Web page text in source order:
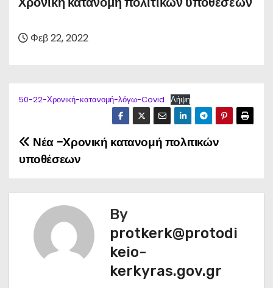
Φεβ 22, 2022
50-22-Χρονική-κατανομή-λόγω-Covid Λήψη
Π
ο
Νέα -Χρονική κατανομή πολιτικών
υποθέσεων
By
protkerk@protodi
keio-
kerkyras.gov.gr